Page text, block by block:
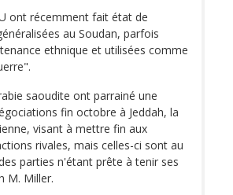
ont récemment fait état de
au Soudan, parfois
ethnique et utilisées comme
saoudite ont parrainé une
fin octobre à Jeddah, la
visant à mettre fin aux
rivales, mais celles-ci sont au
parties n'étant prête à tenir ses
M. Miller.